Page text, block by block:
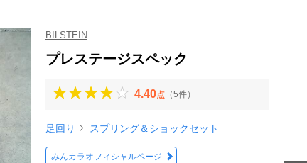
BILSTEIN
プレステージスペック
4.40点 （5件）
足回り スプリング＆ショックセット
みんカラオフィシャルページ